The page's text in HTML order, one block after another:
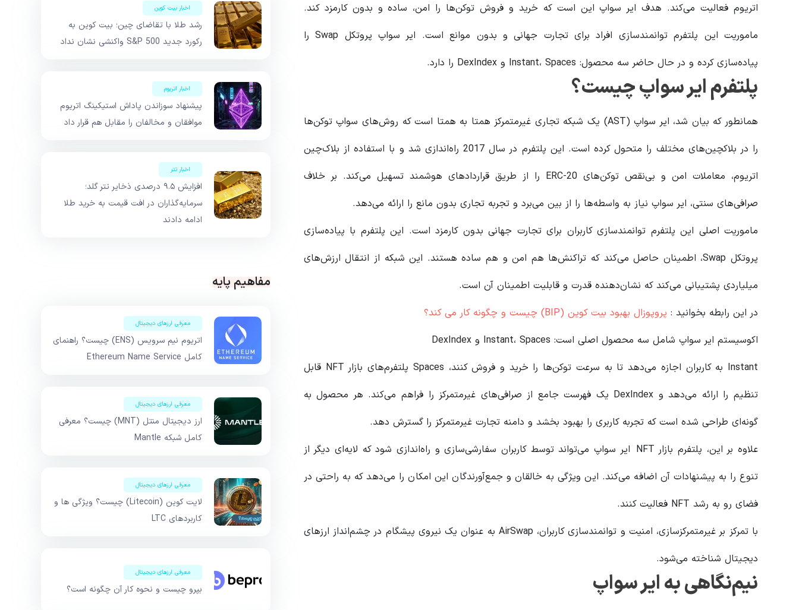
اتریوم فعالیت می‌کند. هدف ایر سواپ این است که خرید و فروش توکن‌ها را امن، ساده و بدون کارمزد کند.
ماموریت این پلتفرم توانمندسازی افراد برای تجارت جهانی و بدون موانع است. ایر سواپ پروتکل Swap را
پیاده‌سازی کرده و در حال حاضر سه محصول: Instant، Spaces و DexIndex را دارد.
پلتفرم ایر سواپ چیست؟
همانطور که بیان شد، ایر سواپ (AST) یک شبکه تجاری غیرمتمرکز همتا به همتا است که روش‌های سواپ توکن‌ها
را در بلاکچین‌های مختلف را متحول کرده است. این پلتفرم در سال 2017 راه‌اندازی شد و با استفاده از بلاک‌چین
اتریوم، معاملات امن و بی‌نقص توکن‌های ERC-20 را از طریق قراردادهای هوشمند تسهیل می‌کند. بر خلاف
صرافی‌های سنتی، ایر سواپ نیاز به واسطه‌ها را از بین می‌برد و تجربه تجاری بدون مانع را ارائه می‌دهد.
ماموریت اصلی این پلتفرم توانمندسازی کاربران برای تجارت جهانی بدون کارمزد است. این پلتفرم با پیاده‌سازی
پروتکل Swap، اطمینان حاصل می‌کند که تراکنش‌ها هم امن و هم ساده هستند. این شبکه از انتقال ارزش‌های
میلیاردی پشتیبانی می‌کند که نشان‌دهنده قدرت و قابلیت اطمینان آن است.
در این رابطه بخوانید‌ : پروپوزال بهبود بیت کوین (BIP) چیست و چگونه کار می کند؟
اکوسیستم ایر سواپ شامل سه محصول اصلی است: Instant، Spaces و DexIndex
Instant به کاربران اجازه می‌دهد تا به سرعت توکن‌ها را خرید و فروش کنند، Spaces پلتفرم‌های بازار NFT قابل
تنظیم را ارائه می‌دهد و DexIndex یک فهرست جامع از صرافی‌های غیرمتمرکز را فراهم می‌کند. هر محصول به
گونه‌ای طراحی شده است که تجربه کاربری را بهبود بخشد و دامنه تجارت غیرمتمرکز را گسترش دهد.
علاوه بر این، پلتفرم بازار NFT ایر سواپ می‌تواند توسط کاربران سفارشی‌سازی و راه‌اندازی شود که لایه‌ای دیگر از
تنوع را به پیشنهادات آن اضافه می‌کند. این ویژگی به خالقان و جمع‌آورندگان این امکان را می‌دهد که به راحتی در
فضای رو به رشد NFT فعالیت کنند.
با تمرکز بر غیرمتمرکزسازی، امنیت و توانمندسازی کاربران، AirSwap به عنوان یک نیروی پیشگام در چشم‌انداز ارزهای
دیجیتال شناخته می‌شود.
نیم‌نگاهی به ایر سواپ
اخبار بیت کوین
رشد طلا با تقاضای چین؛ بیت کوین به
رکورد جدید S&P 500 واکنشی نشان نداد
اخبار اتریوم
پیشنهاد سوزاندن پاداش استیکینگ اتریوم
موافقان و مخالفان را مقابل هم قرار داد
اخبار تتر
افزایش ۹.۵ درصدی ذخایر تتر گلد؛
سرمایه‌گذاران در افت قیمت به خرید طلا
ادامه دادند
مفاهیم پایه
معرفی ارزهای دیجیتال
اتریوم نیم سرویس (ENS) چیست؟ راهنمای
کامل Ethereum Name Service
معرفی ارزهای دیجیتال
ارز دیجیتال منتل (MNT) چیست؟ معرفی
کامل شبکه Mantle
معرفی ارزهای دیجیتال
لایت کوین (Litecoin) چیست؟ ویژگی ها و
کاربردهای LTC
معرفی ارزهای دیجیتال
بپرو چیست و نحوه کار آن چگونه است؟